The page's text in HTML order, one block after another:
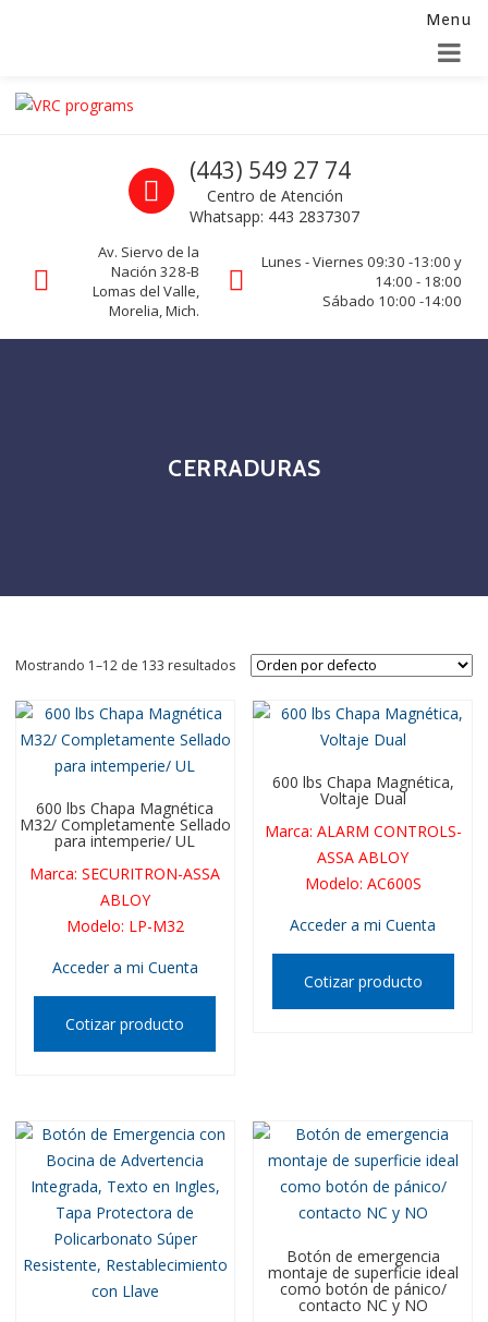
Menu
Skip to navigation
Skip to content
La seguridad de su empresa es nuestro negocio.
Call us
(443) 549 27 74
Centro de Atención
Whatsapp: 443 2837307
Av. Siervo de la
Nación 328-B
Lomas del Valle,
Morelia, Mich.
Lunes - Viernes 09:30 -13:00 y
14:00 - 18:00
Sábado 10:00 -14:00
CERRADURAS
Mostrando 1–12 de 133 resultados
600 lbs Chapa Magnética
M32/ Completamente Sellado
para intemperie/ UL
Marca:SECURITRON-ASSA
ABLOY
Modelo: LP-M32
Acceder a mi Cuenta
Cotizar producto
600 lbs Chapa Magnética,
Voltaje Dual
Marca: ALARM CONTROLS-
ASSA ABLOY
Modelo: AC600S
Acceder a mi Cuenta
Cotizar producto
Botón de emergencia
montaje de superficie ideal
como botón de pánico/
contacto NC y NO